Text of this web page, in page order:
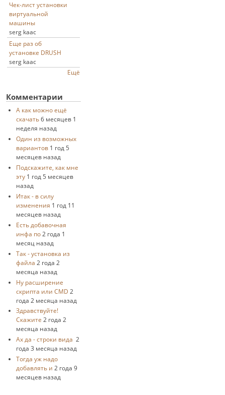
Чек-лист установки
виртуальной
машины
serg kaac
Еще раз об
установке DRUSH
serg kaac
Ещё
Комментарии
А как можно ещё
скачать 6 месяцев 1
неделя назад
Один из возможных
вариантов 1 год 5
месяцев назад
Подскажите, как мне
эту 1 год 5 месяцев
назад
Итак - в силу
изменения 1 год 11
месяцев назад
Есть добавочная
инфа по 2 года 1
месяц назад
Так - установка из
файла 2 года 2
месяца назад
Ну расширение
скрипта или CMD 2
года 2 месяца назад
Здравствуйте!
Скажите 2 года 2
месяца назад
Ах да - строки вида 2
года 3 месяца назад
Тогда уж надо
добавлять и 2 года 9
месяцев назад